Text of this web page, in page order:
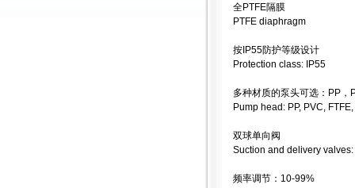
全PTFE隔膜
PTFE diaphragm
按IP55防护等级设计
Protection class: IP55
多种材质的泵头可选：PP，
Pump head: PP, PVC,
双球单向阀
Suction and delivery
频率调节：10-99%